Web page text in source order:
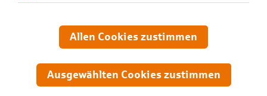
anpassen und verbessern können. Aus diesem Grund nutzen wir
Google Analytics. Dieses Werkzeug erfasst die Seitenaufrufe zu
Übertragung anonymisiert.
Allen Cookies zustimmen
Ausgewählten Cookies zustimmen